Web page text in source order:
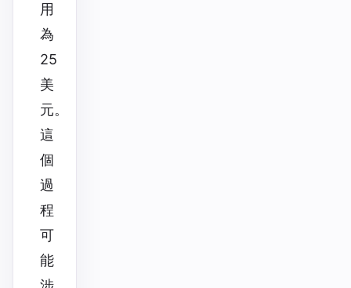
用
為
25
美
元。
這
個
過
程
可
能